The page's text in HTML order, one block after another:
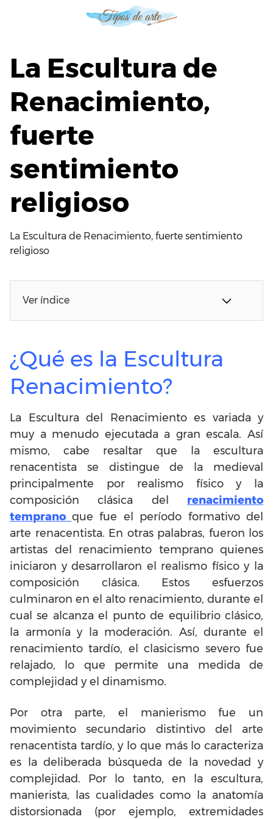
La Escultura de
Renacimiento,
fuerte
sentimiento
religioso
La Escultura de Renacimiento, fuerte sentimiento
religioso
Ver índice
¿Qué es la Escultura
Renacimiento?
La Escultura del Renacimiento es variada y
muy a menudo ejecutada a gran escala. Así
mismo, cabe resaltar que la escultura
renacentista se distingue de la medieval
principalmente por realismo físico y la
composición clásica del renacimiento
temprano que fue el período formativo del
arte renacentista. En otras palabras, fueron los
artistas del renacimiento temprano quienes
iniciaron y desarrollaron el realismo físico y la
composición clásica. Estos esfuerzos
culminaron en el alto renacimiento, durante el
cual se alcanza el punto de equilibrio clásico,
la armonía y la moderación. Así, durante el
renacimiento tardío, el clasicismo severo fue
relajado, lo que permite una medida de
complejidad y el dinamismo.
Por otra parte, el manierismo fue un
movimiento secundario distintivo del arte
renacentista tardío, y lo que más lo caracteriza
es la deliberada búsqueda de la novedad y
complejidad. Por lo tanto, en la escultura,
manierista, las cualidades como la anatomía
distorsionada (por ejemplo, extremidades